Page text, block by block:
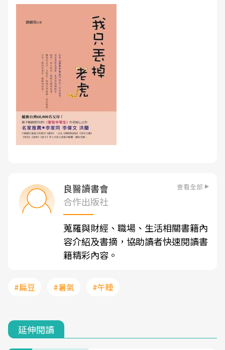
良醫讀書會 查看全部
合作出版社
蒐羅與財經、職場、生活相關書籍內
容介紹及書摘，協助讀者快速閱讀書
籍精彩內容。
#扁豆 #暑氣 #午睡
延伸閱讀